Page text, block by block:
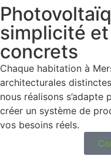
simplicité
concrets
Chaque habitation à
architecturales
nous réalisons
créer un système de
vos besoins réels.